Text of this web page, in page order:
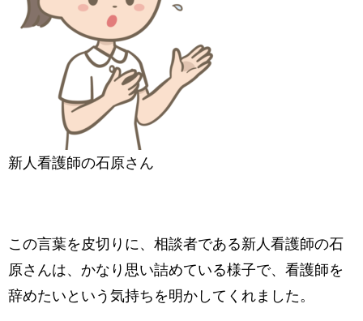
新人看護師の石原さん
この言葉を皮切りに、相談者である新人看護師の石
原さんは、かなり思い詰めている様子で、看護師を
辞めたいという気持ちを明かしてくれました。